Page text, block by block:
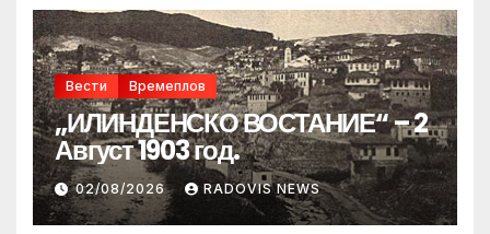
Вести Времеплов
„ИЛИНДЕНСКО ВОСТАНИЕ“ – 2
Август 1903 год.
02/08/2026 RADOVIS NEWS